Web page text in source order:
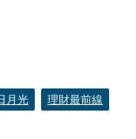
月光 理財最前線